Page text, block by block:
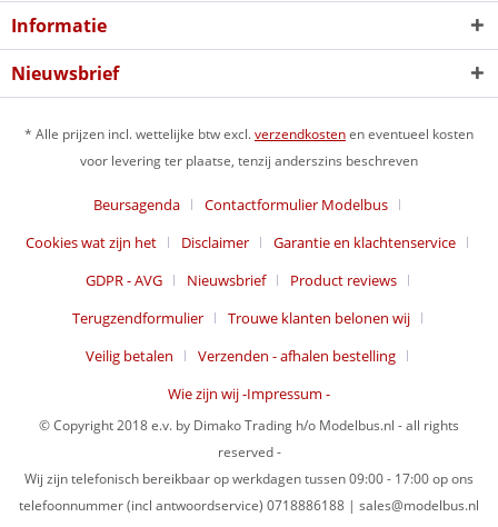
Informatie
Nieuwsbrief
* Alle prijzen incl. wettelijke btw excl.verzendkostenen eventueel kosten
voor levering ter plaatse, tenzij anderszins beschreven
Beursagenda
Contactformulier Modelbus
Cookies wat zijn het
Disclaimer
Garantie en klachtenservice
GDPR - AVG
Nieuwsbrief
Product reviews
Terugzendformulier
Trouwe klanten belonen wij
Veilig betalen
Verzenden - afhalen bestelling
Wie zijn wij -Impressum -
© Copyright 2018 e.v. by Dimako Trading h/o Modelbus.nl - all rights
reserved -
Wij zijn telefonisch bereikbaar op werkdagen tussen 09:00 - 17:00 op ons
telefoonnummer (incl antwoordservice) 0718886188 | sales@modelbus.nl